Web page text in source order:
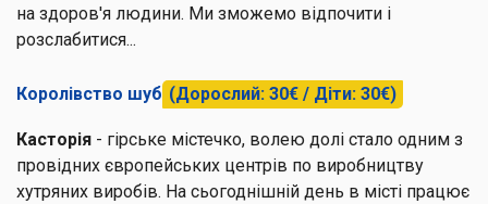
на здоров'я людини. Ми зможемо відпочити і
розслабитися...
Королівство шуб (Дорослий: 30€ / Діти: 30€)
Касторія - гірське містечко, волею долі стало одним з
провідних європейських центрів по виробництву
хутряних виробів. На сьогоднішній день в місті працює